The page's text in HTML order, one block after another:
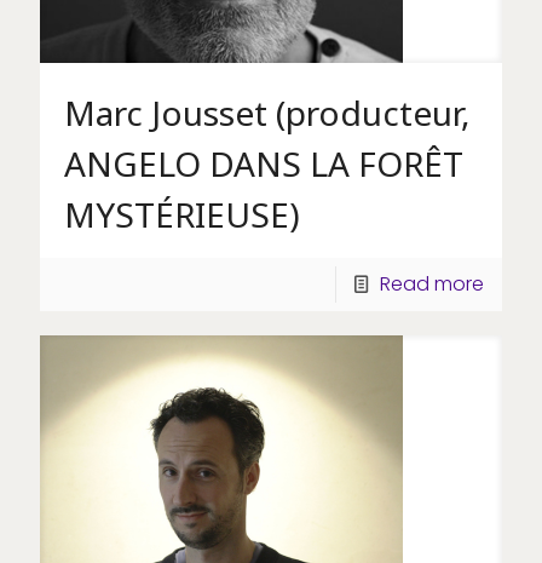
Marc Jousset (producteur,
ANGELO DANS LA FORÊT
MYSTÉRIEUSE)
Read more